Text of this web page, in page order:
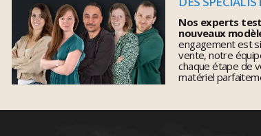
Nos experts
nouveaux
engagement est
vente, notre
chaque étape de
matériel